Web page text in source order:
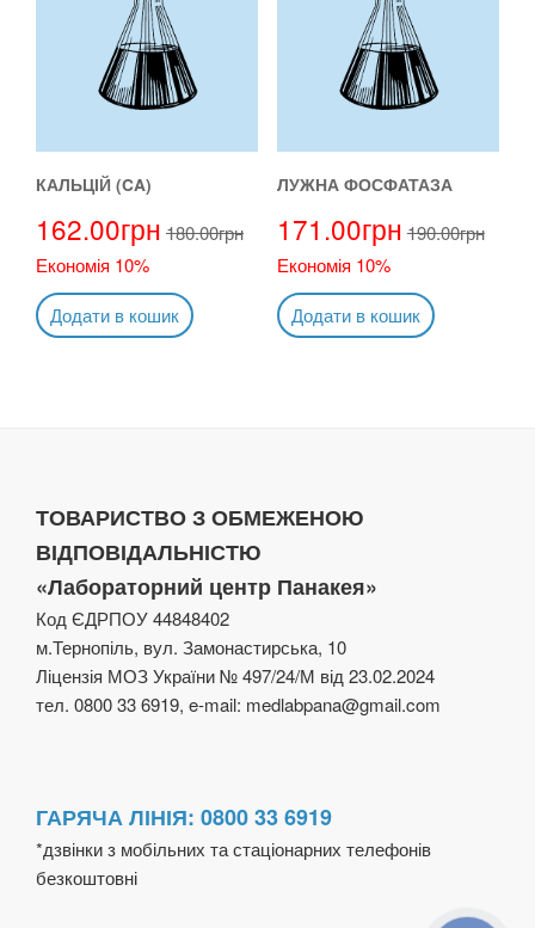
КАЛЬЦІЙ (CA)
162.00грн 180.00грн
Економія 10%
Додати в кошик
ЛУЖНА ФОСФАТАЗА
171.00грн 190.00грн
Економія 10%
Додати в кошик
ТОВАРИСТВО З ОБМЕЖЕНОЮ
ВІДПОВІДАЛЬНІСТЮ
«Лабораторний центр Панакея»
Код ЄДРПОУ 44848402
м.Тернопіль, вул. Замонастирська, 10
Ліцензія МОЗ України № 497/24/М від 23.02.2024
тел. 0800 33 6919, e-mail: medlabpana@gmail.com
ГАРЯЧА ЛІНІЯ: 0800 33 6919
*дзвінки з мобільних та стаціонарних телефонів
безкоштовні